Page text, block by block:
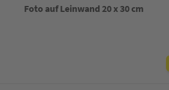
Foto auf Leinwand 20 x 30 cm